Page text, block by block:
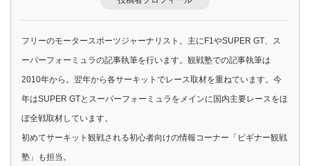
フリーのモータースポーツジャーナリスト。主にF1やSUPER GT、ス
ーパーフォーミュラの記事執筆を行います。観戦塾での記事執筆は
2010年から。翌年から各サーキットでレース取材を重ねています。今
年はSUPER GTとスーパーフォーミュラをメインに国内主要レースをほ
ぼ全戦取材しています。
初めてサーキット観戦される初心者向けの情報コーナー「ビギナー観戦
塾」も担当。